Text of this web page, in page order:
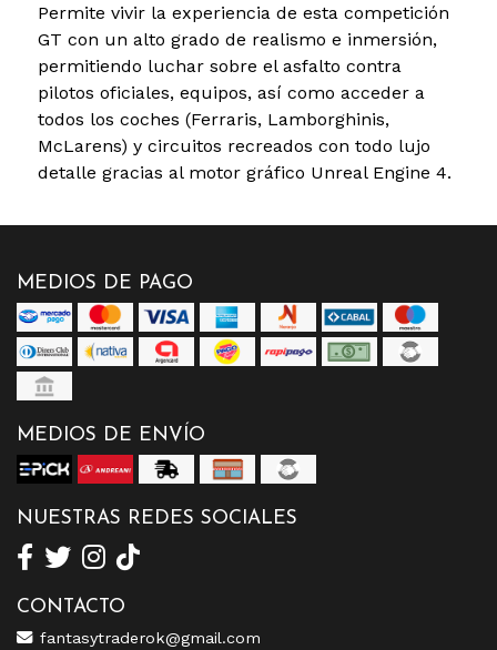
Permite vivir la experiencia de esta competición
GT con un alto grado de realismo e inmersión,
permitiendo luchar sobre el asfalto contra
pilotos oficiales, equipos, así como acceder a
todos los coches (Ferraris, Lamborghinis,
McLarens) y circuitos recreados con todo lujo
detalle gracias al motor gráfico Unreal Engine 4.
MEDIOS DE PAGO
MEDIOS DE ENVÍO
NUESTRAS REDES SOCIALES
CONTACTO
fantasytraderok@gmail.com